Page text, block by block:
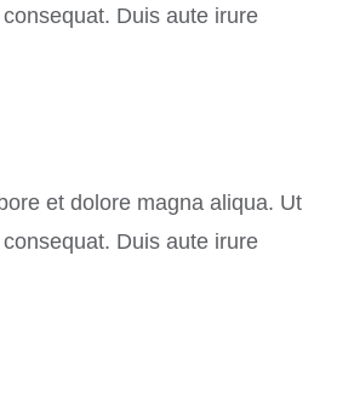
Duis aute irure
et dolore magna aliqua. Ut
Duis aute irure